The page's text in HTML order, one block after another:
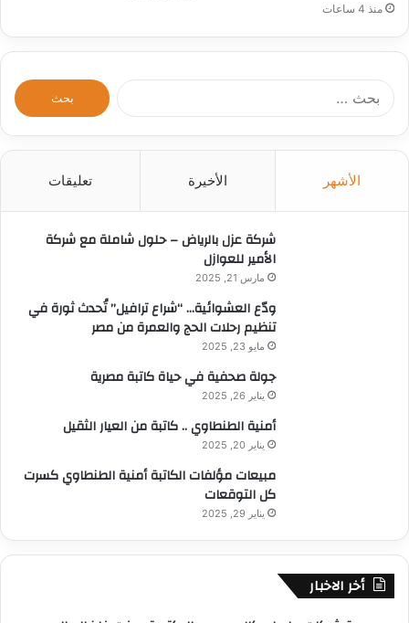
منذ 4 ساعات
الأشهر الأخيرة تعليقات
شركة عزل بالرياض – حلول شاملة مع شركة
الأمير للعوازل
مارس 21, 2025
ودّع العشوائية… “شراع ترافيل” تُحدث ثورة في
تنظيم رحلات الحج والعمرة من مصر
مايو 23, 2025
جولة صحفية في حياة كاتبة مصرية
يناير 26, 2025
أمنية الطنطاوي .. كاتبة من العيار الثقيل
يناير 20, 2025
مبيعات مؤلفات الكاتبة أمنية الطنطاوي كسرت
كل التوقعات
يناير 29, 2025
أخر الاخبار